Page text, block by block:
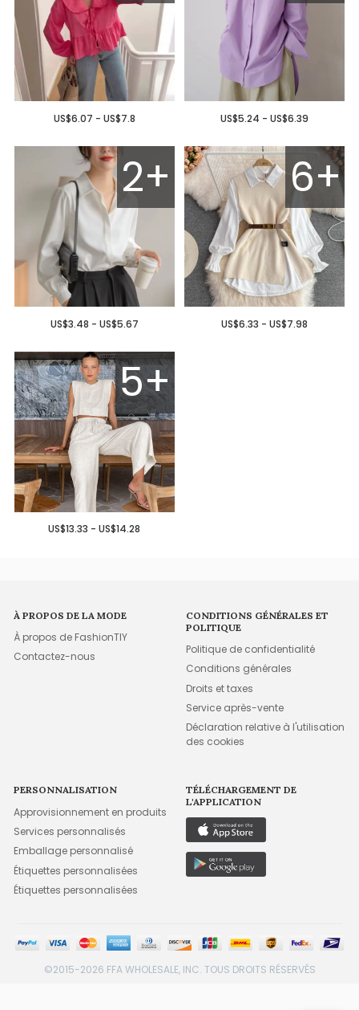
US$6.07 - US$7.8 US$5.24 - US$6.39
2+
US$3.48 - US$5.67
6+
US$6.33 - US$7.98
5+
US$13.33 - US$14.28
À PROPOS DE LA MODE
À propos de FashionTIY
Contactez-nous
CONDITIONS GÉNÉRALES ET
POLITIQUE
Politique de confidentialité
Conditions générales
Droits et taxes
Service après-vente
Déclaration relative à l'utilisation
des cookies
PERSONNALISATION
Approvisionnement en produits
Services personnalisés
Emballage personnalisé
Étiquettes personnalisées
Étiquettes personnalisées
TÉLÉCHARGEMENT DE
L'APPLICATION
©2015-2026 FFA WHOLESALE, INC. TOUS DROITS RÉSERVÉS